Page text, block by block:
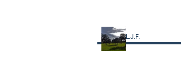
L.J.F.